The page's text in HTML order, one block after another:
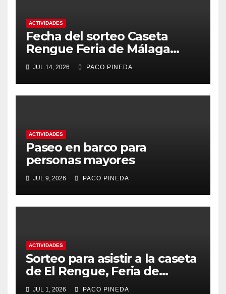
ACTIVIDADES
Fecha del sorteo Caseta
Rengue Feria de Málaga
2026
JUL 14, 2026 PACO PINEDA
ACTIVIDADES
Paseo en barco para
personas mayores
JUL 9, 2026 PACO PINEDA
ACTIVIDADES
Sorteo para asistir a la caseta
de El Rengue, Feria de
Málaga 2026
JUL 1, 2026 PACO PINEDA